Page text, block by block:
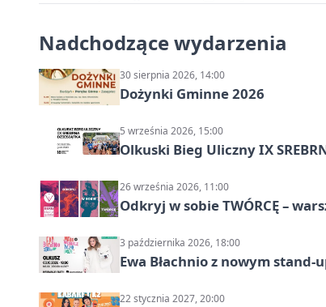
Nadchodzące wydarzenia
30 sierpnia 2026, 14:00
Dożynki Gminne 2026
5 września 2026, 15:00
Olkuski Bieg Uliczny IX
26 września 2026, 11:00
Odkryj w sobie TWÓRCĘ –
3 października 2026, 18:00
Ewa Błachnio z nowym
22 stycznia 2027, 20:00